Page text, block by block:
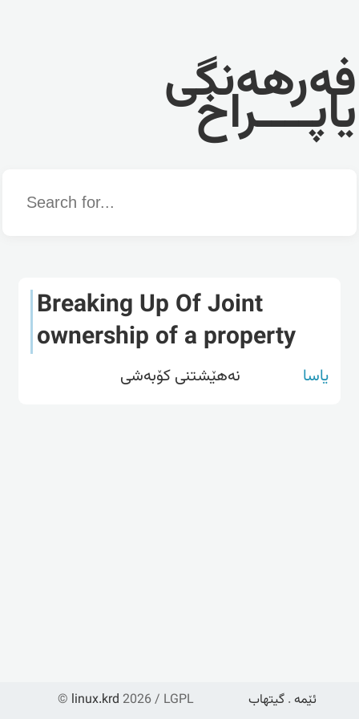
فەرهەنگی
یاپــــراخ
Word
Breaking Up Of Joint
ownership of a property
یاسا نەهێشتنی کۆبەشی
© linux.krd 2026 / LGPL ئێمە . گیتهاب